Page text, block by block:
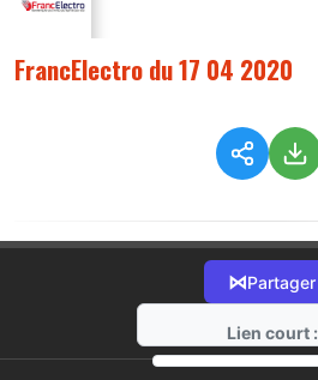
FrancElectro du 17 04 2020
⋈Partager
Lien court :